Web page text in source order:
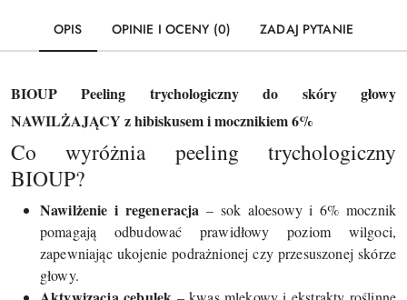
OPIS OPINIE I OCENY (0) ZADAJ PYTANIE
BIOUP Peeling trychologiczny do skóry głowy
NAWILŻAJĄCY z hibiskusem i mocznikiem 6%
Co wyróżnia peeling trychologiczny
BIOUP?
Nawilżenie i regeneracja – sok aloesowy i 6% mocznik
pomagają odbudować prawidłowy poziom wilgoci,
zapewniając ukojenie podrażnionej czy przesuszonej skórze
głowy.